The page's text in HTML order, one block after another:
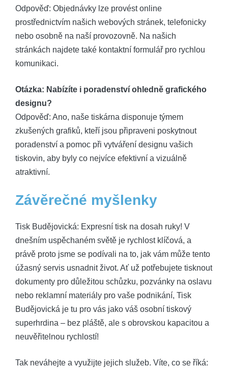
Odpověď: Objednávky lze provést online
prostřednictvím našich webových stránek, telefonicky
nebo osobně na naší provozovně. Na našich
stránkách najdete také kontaktní formulář pro rychlou
komunikaci.
Otázka: Nabízíte i poradenství ohledně grafického
designu?
Odpověď: Ano, naše tiskárna disponuje týmem
zkušených grafiků, kteří jsou připraveni poskytnout
poradenství a pomoc při vytváření designu vašich
tiskovin, aby byly co nejvíce efektivní a vizuálně
atraktivní.
Závěrečné myšlenky
Tisk Budějovická: Expresní tisk na dosah ruky! V
dnešním uspěchaném světě je rychlost klíčová, a
právě proto jsme se podívali na to, jak vám může tento
úžasný servis usnadnit život. Ať už potřebujete tisknout
dokumenty pro důležitou schůzku, pozvánky na oslavu
nebo reklamní materiály pro vaše podnikání, Tisk
Budějovická je tu pro vás jako váš osobní tiskový
superhrdina – bez pláště, ale s obrovskou kapacitou a
neuvěřitelnou rychlostí!
Tak neváhejte a využijte jejich služeb. Víte, co se říká: